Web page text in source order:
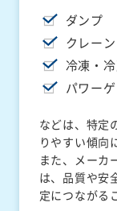
ダンプ
クレー
冷凍・
パワー
などは、特定
りやすい傾向
また、メーカ
は、品質や安
定につながる